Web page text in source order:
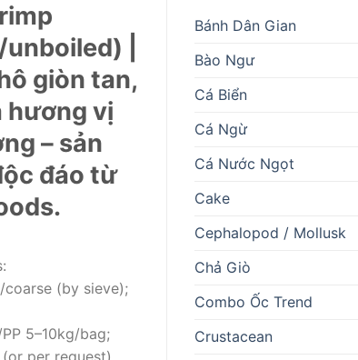
|
giòn tan,
hương vị
– sản
đáo từ
(by sieve);
PP 5–10kg/bag;
per request)
Bánh Dân Gian
Bào Ngư
Cá Biển
Cá Ngừ
Cá Nước Ngọt
Cake
Cephalopod / Mollusk
Chả Giò
Combo Ốc Trend
Crustacean